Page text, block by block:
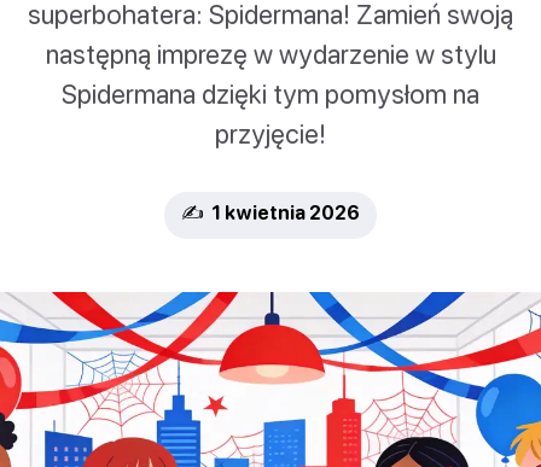
superbohatera: Spidermana! Zamień swoją
następną imprezę w wydarzenie w stylu
Spidermana dzięki tym pomysłom na
przyjęcie!
✍️ 1 kwietnia 2026